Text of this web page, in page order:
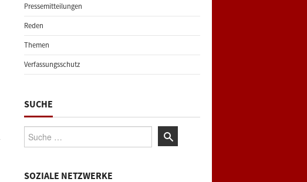
Pressemitteilungen
Reden
Themen
Verfassungsschutz
SUCHE
Suche:
SOZIALE NETZWERKE